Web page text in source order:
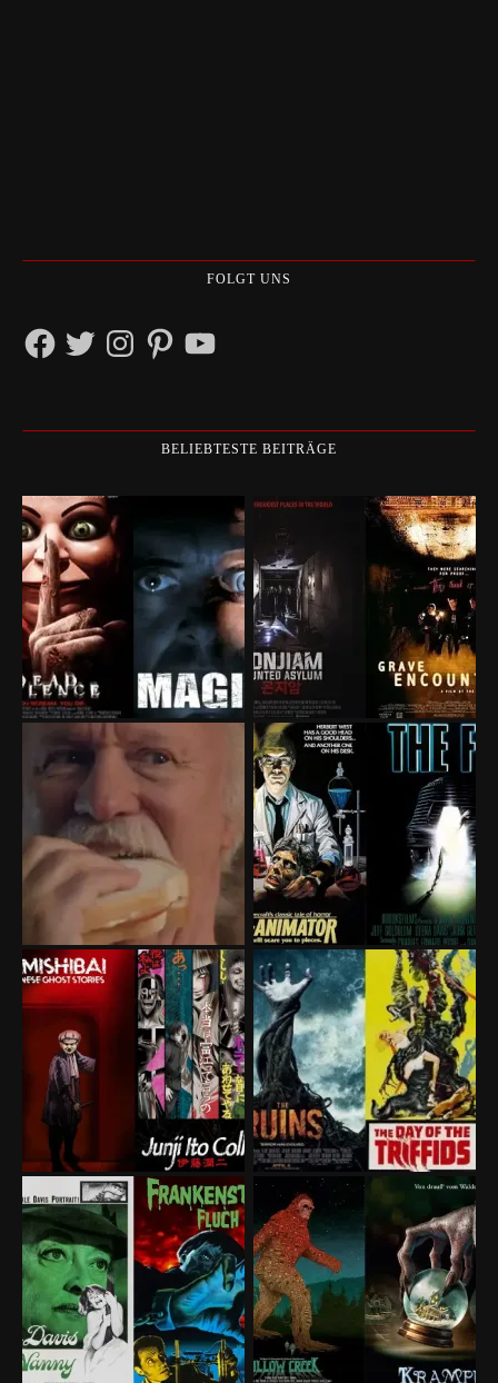
FOLGT UNS
FacebookTwitterInstagramPinterestYouTube
BELIEBTESTE BEITRÄGE